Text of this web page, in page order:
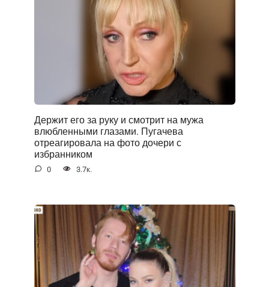
Держит его за руку и смотрит на мужа
влюбленными глазами. Пугачева
отреагировала на фото дочери с
избранником
0 3.7к.